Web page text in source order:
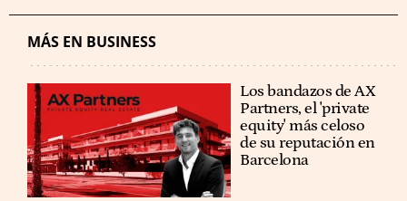
MÁS EN BUSINESS
Los bandazos de AX
Partners, el 'private
equity' más celoso
de su reputación en
Barcelona